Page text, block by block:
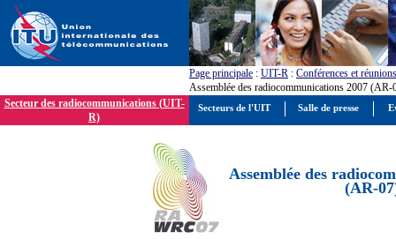
Page principale : UIT-R : Conférences et réunions
Assemblée des radiocommunications 2007 (AR-
Secteur des radiocommunications (UIT-
R)
Assemblée des
(AR-
Secteurs de l'UIT Salle de presse